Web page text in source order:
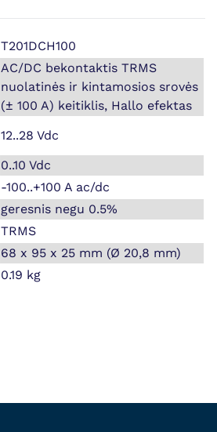
T201DCH100
AC/DC bekontaktis TRMS
nuolatinės ir kintamosios srovės
(± 100 A) keitiklis, Hallo efektas
12..28 Vdc
0..10 Vdc
-100..+100 A ac/dc
geresnis negu 0.5%
TRMS
68 x 95 x 25 mm (Ø 20,8 mm)
0.19 kg